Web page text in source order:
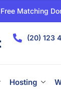
Matching
(20) 123
Hosting